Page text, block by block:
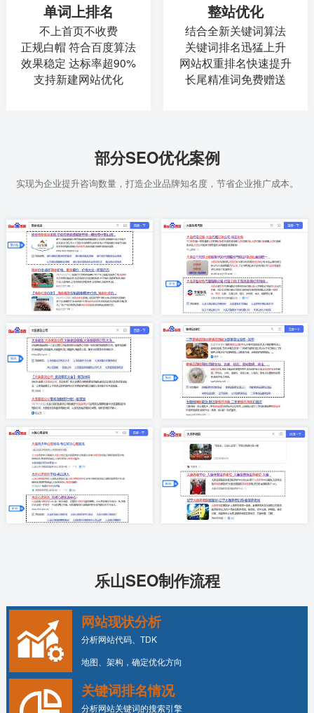
单词上排名
不上首页不收费
正规白帽 符合百度算法
效果稳定 达标率超90%
支持新建网站优化
整站优化
结合全新关键词算法
关键词排名迅猛上升
网站权重排名快速提升
长尾精准词免费赠送
部分SEO优化案例
实现为企业提升咨询数量，打造企业品牌知名度，节省企业推广成本。
乐山SEO制作流程
网站现状分析
分析网站代码、TDK
地图、架构，确定优化方向
关键词排名情况
分析网站关键词的搜索引擎